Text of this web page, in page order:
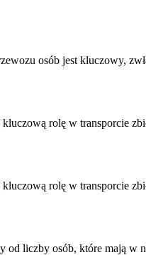
osób jest kluczowy,
rolę w transporcie
rolę w transporcie
od liczby osób, które mają